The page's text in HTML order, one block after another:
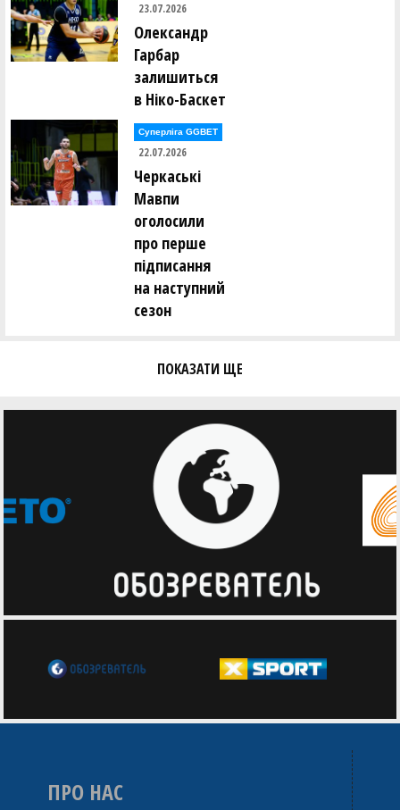
23.07.2026
Олександр
Гарбар
залишиться
в Ніко-Баскет
Суперліга GGBET
22.07.2026
Черкаські
Мавпи
оголосили
про перше
підписання
на наступний
сезон
ПОКАЗАТИ ЩЕ
ПРО НАС